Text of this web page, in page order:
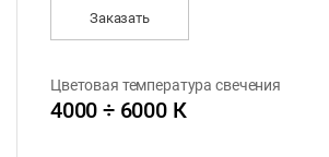
Заказать
Цветовая температура свечения
4000 ÷ 6000 К